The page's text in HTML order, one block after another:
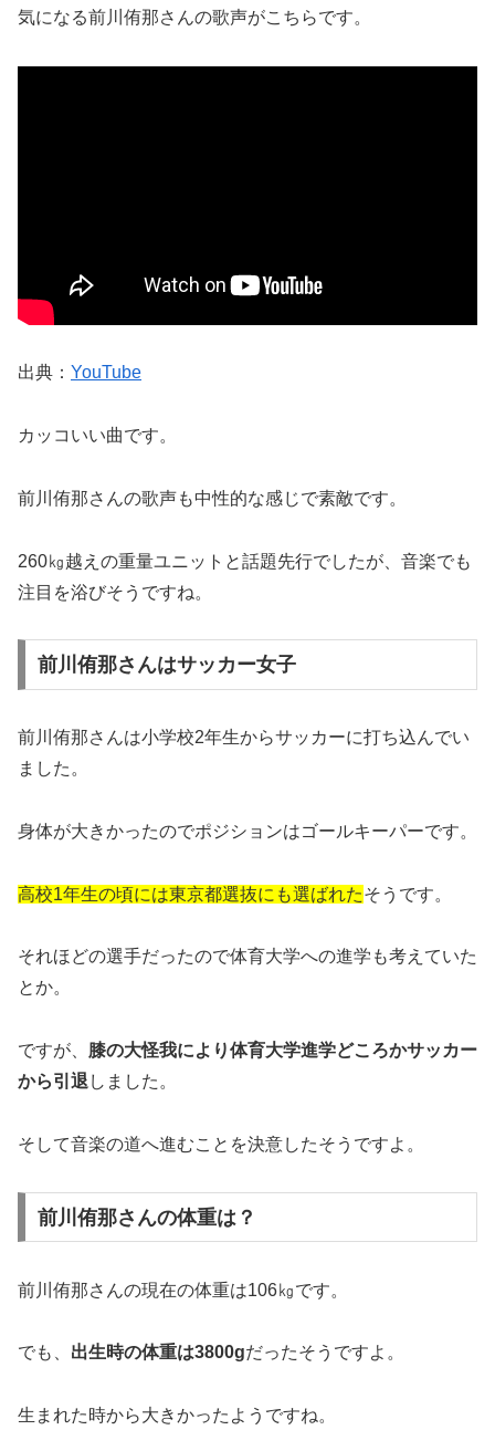
気になる前川侑那さんの歌声がこちらです。
出典： YouTube
カッコいい曲です。
前川侑那さんの歌声も中性的な感じで素敵です。
260㎏越えの重量ユニットと話題先行でしたが、音楽でも
注目を浴びそうですね。
前川侑那さんはサッカー女子
前川侑那さんは小学校2年生からサッカーに打ち込んでい
ました。
身体が大きかったのでポジションはゴールキーパーです。
高校1年生の頃には東京都選抜にも選ばれたそうです。
それほどの選手だったので体育大学への進学も考えていた
とか。
ですが、 膝の大怪我により体育大学進学どころかサッカー
から引退 しました。
そして音楽の道へ進むことを決意したそうですよ。
前川侑那さんの体重は？
前川侑那さんの現在の体重は106㎏です。
でも、 出生時の体重は3800gだったそうですよ。
生まれた時から大きかったようですね。